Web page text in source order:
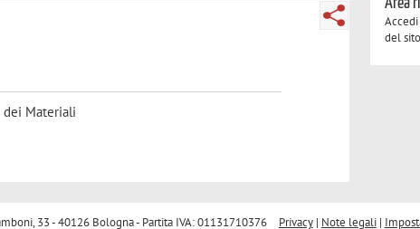
Materiali
del
33 - 40126 Bologna - Partita IVA: 01131710376 Privacy| Note legali|